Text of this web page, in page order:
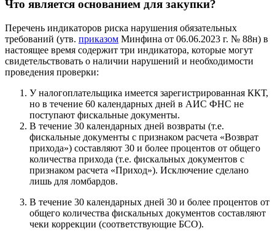
Что является основанием для закупки?
Перечень индикаторов риска нарушения обязательных
требований (утв. приказом Минфина от 06.06.2023 г. № 88н) в
настоящее время содержит три индикатора, которые могут
свидетельствовать о наличии нарушений и необходимости
проведения проверки:
У налогоплательщика имеется зарегистрированная ККТ,
но в течение 60 календарных дней в АИС ФНС не
поступают фискальные документы.
В течение 30 календарных дней возвраты (т.е.
фискальные документы с признаком расчета «Возврат
прихода») составляют 30 и более процентов от общего
количества прихода (т.е. фискальных документов с
признаком расчета «Приход»). Исключение сделано
лишь для ломбардов.
В течение 30 календарных дней 30 и более процентов от
общего количества фискальных документов составляют
чеки коррекции (соответствующие БСО).